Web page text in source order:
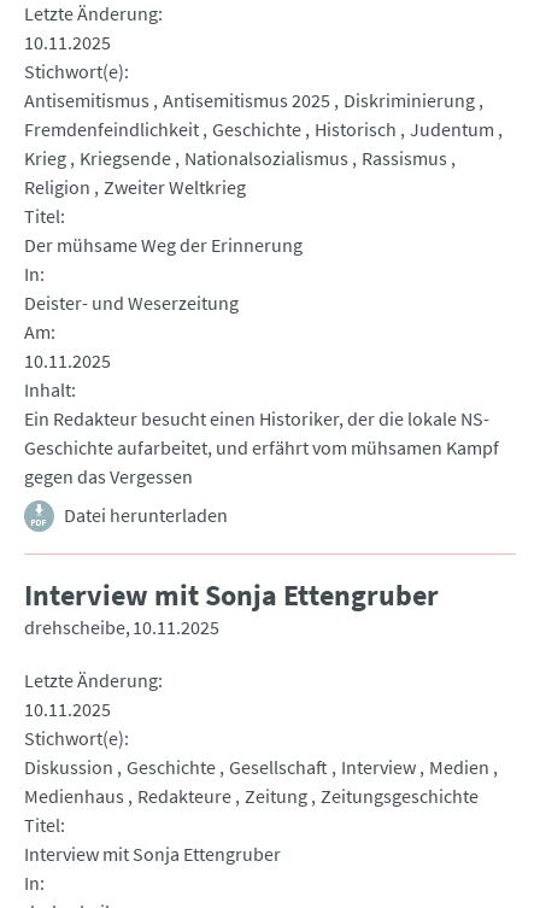
Letzte Änderung
10.11.2025
Stichwort(e)
Antisemitismus Antisemitismus 2025
Diskriminierung
Fremdenfeindlichkeit Geschichte Historisch Judentum
Krieg Kriegsende Nationalsozialismus
Rassismus
Religion Zweiter Weltkrieg
Titel
Der mühsame Weg der Erinnerung
In
Deister- und Weserzeitung
Am
10.11.2025
Inhalt
Ein Redakteur besucht einen Historiker, der die lokale NS-
Geschichte aufarbeitet, und erfährt vom mühsamen Kampf
gegen das Vergessen
Datei herunterladen
Interview mit Sonja Ettengruber
drehscheibe 10.11.2025
Letzte Änderung
10.11.2025
Stichwort(e)
Diskussion Geschichte Gesellschaft Interview Medien
Medienhaus
Redakteure Zeitung Zeitungsgeschichte
Titel
Interview mit Sonja Ettengruber
In